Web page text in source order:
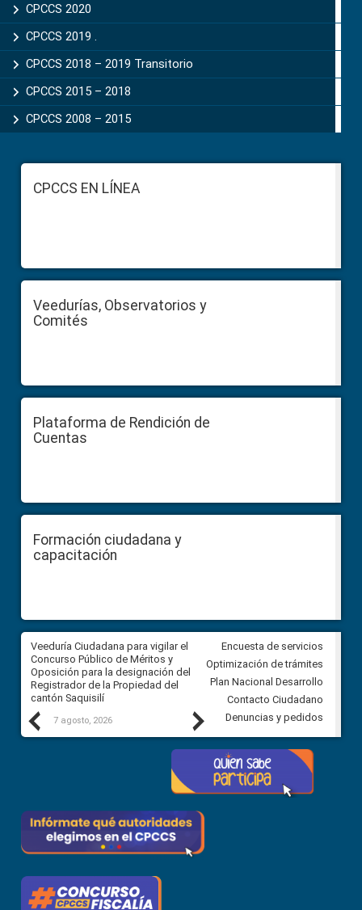
CPCCS 2020
CPCCS 2019 .
CPCCS 2018 – 2019 Transitorio
CPCCS 2015 – 2018
CPCCS 2008 – 2015
FooterCPCCS EN LÍNEA
Veedurías, Observatorios y
Comités
Plataforma de Rendición de
Cuentas
Formación ciudadana y
capacitación
Previous
Veeduría Ciudadana para vigilar el
Concurso Público de Méritos y
Oposición para la designación del
Registrador de la Propiedad del
cantón Saquisilí
7 agosto, 2026
Veeduría Ciudadana para
construcción del asfaltado de
diferentes barrios del sector
Ballenita del cantón Santa
7 agosto, 2026
Next
Encuesta de servicios
Optimización de trámites
Plan Nacional Desarrollo
Contacto Ciudadano
Denuncias y pedidos